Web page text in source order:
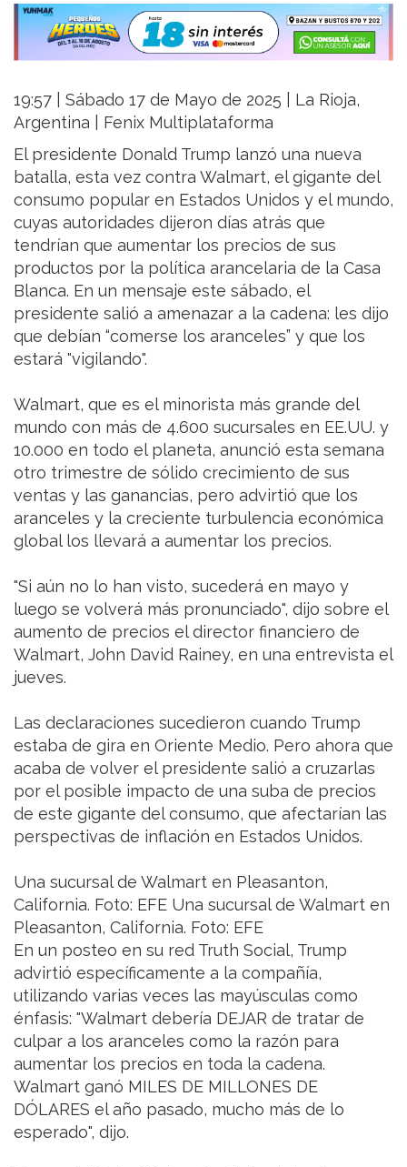
19:57 | Sábado 17 de Mayo de 2025 | La Rioja,
Argentina | Fenix Multiplataforma
El presidente Donald Trump lanzó una nueva
batalla, esta vez contra Walmart, el gigante del
consumo popular en Estados Unidos y el mundo,
cuyas autoridades dijeron días atrás que
tendrían que aumentar los precios de sus
productos por la política arancelaria de la Casa
Blanca. En un mensaje este sábado, el
presidente salió a amenazar a la cadena: les dijo
que debían “comerse los aranceles” y que los
estará "vigilando".
Walmart, que es el minorista más grande del
mundo con más de 4.600 sucursales en EE.UU. y
10.000 en todo el planeta, anunció esta semana
otro trimestre de sólido crecimiento de sus
ventas y las ganancias, pero advirtió que los
aranceles y la creciente turbulencia económica
global los llevará a aumentar los precios.
"Si aún no lo han visto, sucederá en mayo y
luego se volverá más pronunciado", dijo sobre el
aumento de precios el director financiero de
Walmart, John David Rainey, en una entrevista el
jueves.
Las declaraciones sucedieron cuando Trump
estaba de gira en Oriente Medio. Pero ahora que
acaba de volver el presidente salió a cruzarlas
por el posible impacto de una suba de precios
de este gigante del consumo, que afectarían las
perspectivas de inflación en Estados Unidos.
Una sucursal de Walmart en Pleasanton,
California. Foto: EFE Una sucursal de Walmart en
Pleasanton, California. Foto: EFE
En un posteo en su red Truth Social, Trump
advirtió específicamente a la compañía,
utilizando varias veces las mayúsculas como
énfasis: "Walmart debería DEJAR de tratar de
culpar a los aranceles como la razón para
aumentar los precios en toda la cadena.
Walmart ganó MILES DE MILLONES DE
DÓLARES el año pasado, mucho más de lo
esperado", dijo.